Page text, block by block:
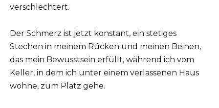
verschlechtert.
Der Schmerz ist jetzt konstant, ein stetiges
Stechen in meinem Rücken und meinen Beinen,
das mein Bewusstsein erfüllt, während ich vom
Keller, in dem ich unter einem verlassenen Haus
wohne, zum Platz gehe.